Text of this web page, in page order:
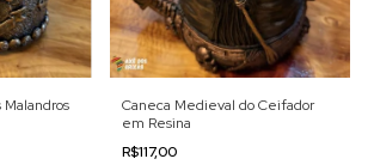
Caneca Medieval do Ceifador
em Resina
R$117,00